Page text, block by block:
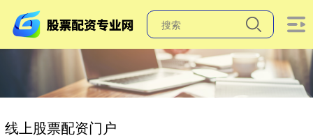
线上股票配资门户